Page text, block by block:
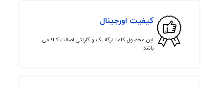
کیفیت اورجینال
این محصول کاملا ارگانیک و گارنتی اصالت کالا می
باشد